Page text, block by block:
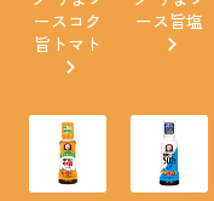
ースコク
旨トマト
ース旨塩